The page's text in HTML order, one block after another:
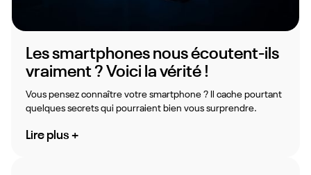
Les smartphones nous écoutent-ils
vraiment ? Voici la vérité !
Vous pensez connaître votre smartphone ? Il cache pourtant
quelques secrets qui pourraient bien vous surprendre.
Lire plus +